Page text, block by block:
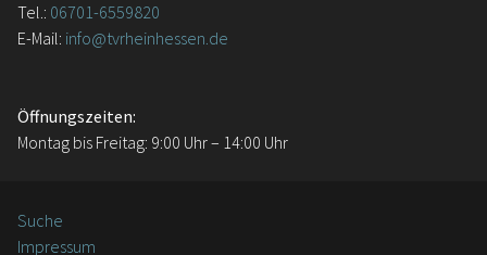
Tel.: 06701-6559820
E-Mail: info@tvrheinhessen.de
Öffnungszeiten:
Montag bis Freitag: 9:00 Uhr – 14:00 Uhr
Suche
Impressum